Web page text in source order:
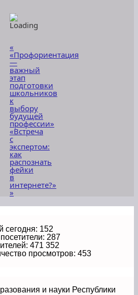
«
«Профориентация
—
важный
этап
подготовки
школьников
к
выбору
будущей
профессии»
«Встреча
с
экспертом:
как
распознать
фейки
в
интернете?»
»
сегодня: 152
287
471 352
просмотров: 453
и науки Республики